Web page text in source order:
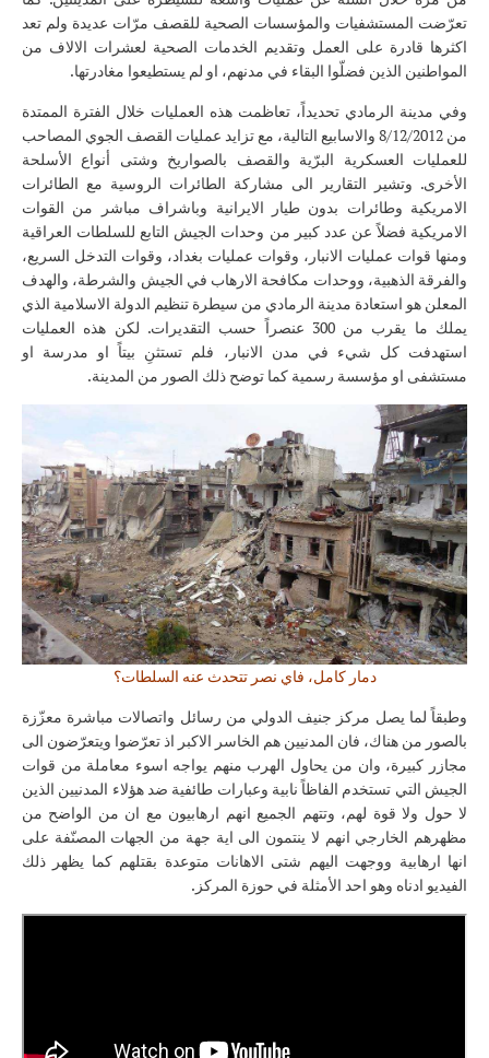
تعرّضت المستشفيات والمؤسسات الصحية للقصف مرّات عديدة ولم تعد
اكثرها قادرة على العمل وتقديم الخدمات الصحية لعشرات الالاف من
المواطنين الذين فضلّوا البقاء في مدنهم، او لم يستطيعوا مغادرتها.
وفي مدينة الرمادي تحديداً، تعاظمت هذه العمليات خلال الفترة الممتدة
من 8/12/2012 والاسابيع التالية، مع تزايد عمليات القصف الجوي المصاحب
للعمليات العسكرية البرّية والقصف بالصواريخ وشتى أنواع الأسلحة
الأخرى. وتشير التقارير الى مشاركة الطائرات الروسية مع الطائرات
الامريكية وطائرات بدون طيار الايرانية وباشراف مباشر من القوات
الامريكية فضلاً عن عدد كبير من وحدات الجيش التابع للسلطات العراقية
ومنها قوات عمليات الانبار، وقوات عمليات بغداد، وقوات التدخل السريع،
والفرقة الذهبية، ووحدات مكافحة الارهاب في الجيش والشرطة، والهدف
المعلن هو استعادة مدينة الرمادي من سيطرة تنظيم الدولة الاسلامية الذي
يملك ما يقرب من 300 عنصراً حسب التقديرات. لكن هذه العمليات
استهدفت كل شيء في مدن الانبار، فلم تستثنِ بيتاً او مدرسة او
مستشفى او مؤسسة رسمية كما توضح ذلك الصور من المدينة.
دمار كامل، فاي نصر تتحدث عنه السلطات؟
وطبقاً لما يصل مركز جنيف الدولي من رسائل واتصالات مباشرة معزّزة
بالصور من هناك، فان المدنيين هم الخاسر الاكبر اذ تعرّضوا ويتعرّضون الى
مجازر كبيرة، وان من يحاول الهرب منهم يواجه اسوء معاملة من قوات
الجيش التي تستخدم الفاظاً نابية وعبارات طائفية ضد هؤلاء المدنيين الذين
لا حول ولا قوة لهم، وتتهم الجميع انهم ارهابيون مع ان من الواضح من
مظهرهم الخارجي انهم لا ينتمون الى اية جهة من الجهات المصنّفة على
انها ارهابية ووجهت اليهم شتى الاهانات متوعدة بقتلهم كما يظهر ذلك
الفيديو ادناه وهو احد الأمثلة في حوزة المركز.